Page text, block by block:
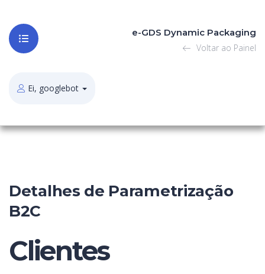
e-GDS Dynamic Packaging
Voltar ao Painel
Ei, googlebot
Detalhes de Parametrização
B2C
Clientes